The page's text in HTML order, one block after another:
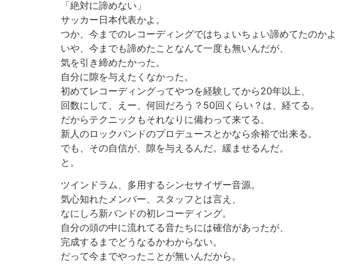
「絶対に諦めない」
サッカー日本代表かよ。
つか、今までのレコーディングではちょいちょい諦めてたのかよ
いや、今までも諦めたことなんて一度も無いんだが、
気を引き締めたかった。
自分に隙を与えたくなかった。
初めてレコーディングってやつを経験してから20年以上、
回数にして、えー、何回だろう？50回くらい？は、経てる。
だからテクニックもそれなりに備わって来てる。
新人のロックバンドのプロデュースとかなら余裕で出来る。
でも、その自信が、隙を与えるんだ。緩ませるんだ。
と。
ツインドラム、多用するシンセサイザー音源。
気心知れたメンバー、スタッフとは言え、
なにしろ新バンドの初レコーディング。
自分の頭の中に流れてる音たちには確信があったが、
完成するまでどうなるかわからない。
だって今までやったことが無いんだから。